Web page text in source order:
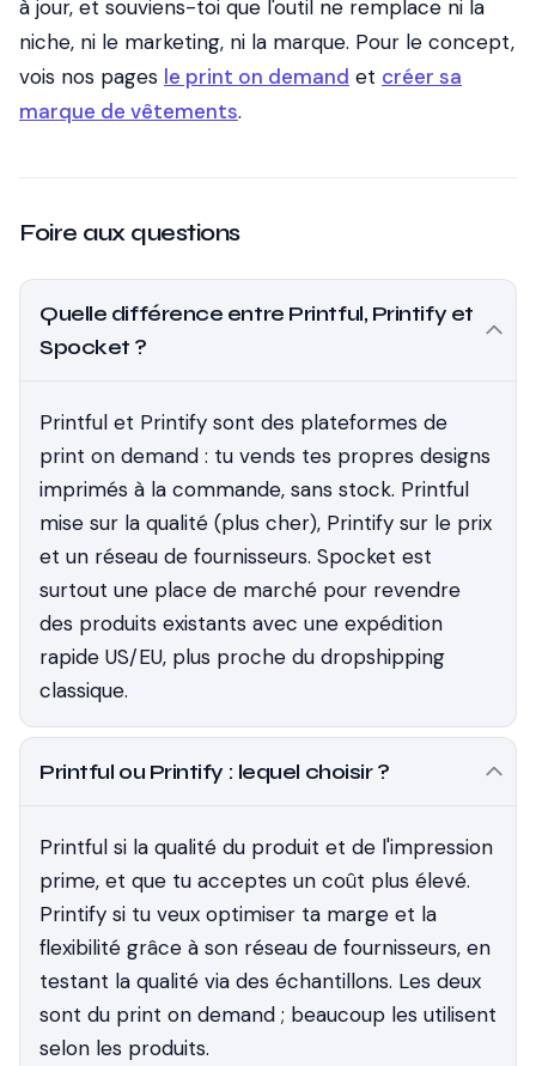
à jour, et souviens-toi que l'outil ne remplace ni la
niche, ni le marketing, ni la marque. Pour le concept,
vois nos pages le print on demand et créer sa
marque de vêtements.
Foire aux questions
Quelle différence entre Printful, Printify et
Spocket ?
Printful et Printify sont des plateformes de
print on demand : tu vends tes propres designs
imprimés à la commande, sans stock. Printful
mise sur la qualité (plus cher), Printify sur le prix
et un réseau de fournisseurs. Spocket est
surtout une place de marché pour revendre
des produits existants avec une expédition
rapide US/EU, plus proche du dropshipping
classique.
Printful ou Printify : lequel choisir ?
Printful si la qualité du produit et de l'impression
prime, et que tu acceptes un coût plus élevé.
Printify si tu veux optimiser ta marge et la
flexibilité grâce à son réseau de fournisseurs, en
testant la qualité via des échantillons. Les deux
sont du print on demand ; beaucoup les utilisent
selon les produits.